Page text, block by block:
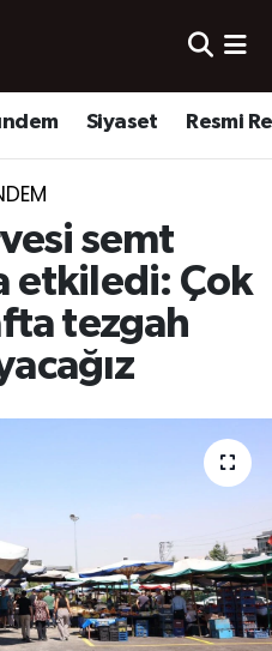
Siyaset Resmi
semt
etkiledi: Çok
tezgah
ve Fikstür